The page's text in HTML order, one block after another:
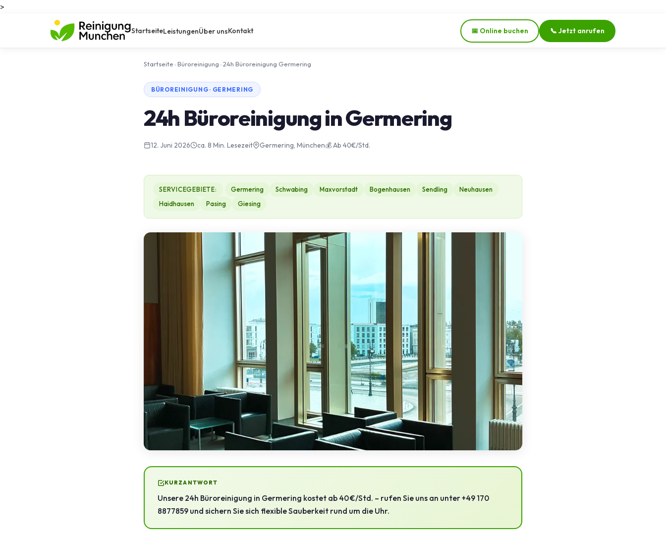
>
StartseiteLeistungenÜber unsKontakt 📅 Online buchen 📞 Jetzt anrufen
Startseite ›Büroreinigung ›24h Büroreinigung Germering
BÜROREINIGUNG · GERMERING
24h Büroreinigung in Germering
12. Juni 2026 ca. 8 Min. Lesezeit Germering, München💰 Ab 40€/Std.
SERVICEGEBIETE: Germering Schwabing Maxvorstadt Bogenhausen Sendling
Neuhausen
Haidhausen
Pasing Giesing
KURZANTWORT
Unsere 24h Büroreinigung in Germering kostet ab 40 €/Std. – rufen Sie uns an unter +49 170
8877859 und sichern Sie sich flexible Sauberkeit rund um die Uhr.